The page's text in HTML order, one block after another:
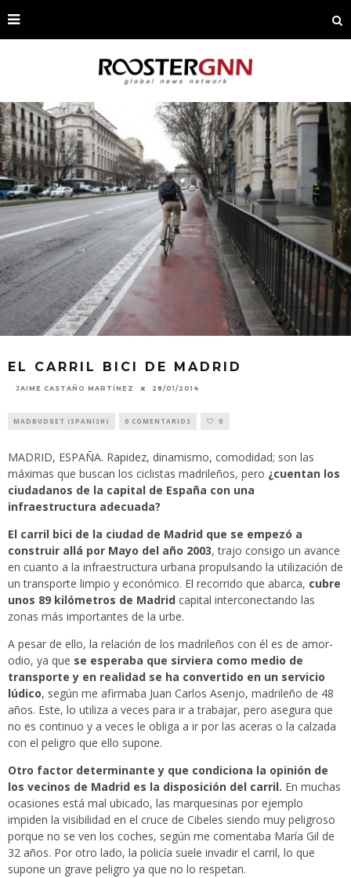
EL CARRIL BICI DE MADRID
JAIME CASTAÑO MARTÍNEZ 28/01/2014
MADBUDGET (SPANISH) 0 COMENTARIOS 0
MADRID, ESPAÑA. Rapidez, dinamismo, comodidad; son las
máximas que buscan los ciclistas madrileños, pero ¿cuentan los
ciudadanos de la capital de España con una
infraestructura adecuada?
El carril bici de la ciudad de Madrid que se empezó a
construir allá por Mayo del año 2003, trajo consigo un avance
en cuanto a la infraestructura urbana propulsando la utilización de
un transporte limpio y económico. El recorrido que abarca, cubre
unos 89 kilómetros de Madrid capital interconectando las
zonas más importantes de la urbe.
A pesar de ello, la relación de los madrileños con él es de amor-
odio, ya que se esperaba que sirviera como medio de
transporte y en realidad se ha convertido en un servicio
lúdico, según me afirmaba Juan Carlos Asenjo, madrileño de 48
años. Este, lo utiliza a veces para ir a trabajar, pero asegura que
no es continuo y a veces le obliga a ir por las aceras o la calzada
con el peligro que ello supone.
Otro factor determinante y que condiciona la opinión de
los vecinos de Madrid es la disposición del carril. En muchas
ocasiones está mal ubicado, las marquesinas por ejemplo
impiden la visibilidad en el cruce de Cibeles siendo muy peligroso
porque no se ven los coches, según me comentaba María Gil de
32 años. Por otro lado, la policía suele invadir el carril, lo que
supone un grave peligro ya que no lo respetan.